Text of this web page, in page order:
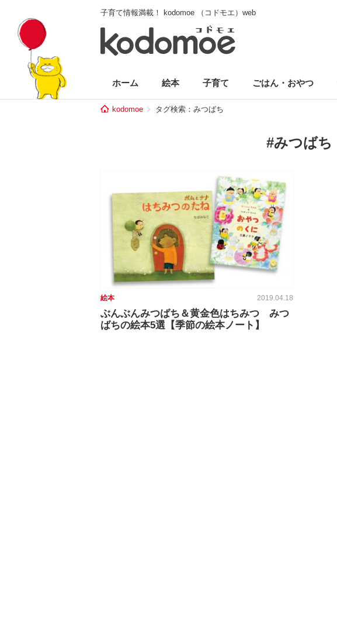
子育て情報満載！ kodomoe （コドモエ）web
ホーム 絵本 子育て ごはん・おやつ
kodomoe タグ検索：みつばち
#みつばち
絵本 2019.04.18
ぶんぶんみつばち＆黄金色はちみつ みつ
ばちの絵本5選【季節の絵本ノート】